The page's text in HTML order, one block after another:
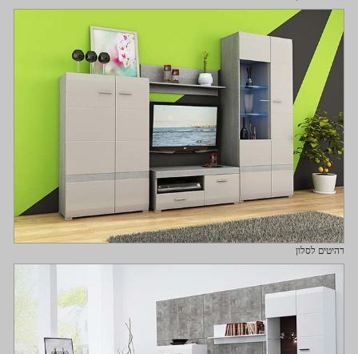
רהיטים לסלון